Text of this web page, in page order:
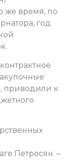
же время, по
год
приводили к
Петросян. –